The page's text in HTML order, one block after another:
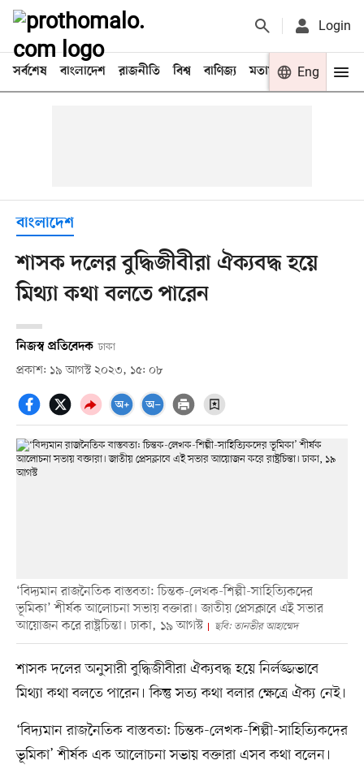
Login
সর্বশেষ বাংলাদেশ রাজনীতি বিশ্ব বাণিজ্য মতামত খেলা
Eng
বাংলাদেশ
শাসক দলের বুদ্ধিজীবীরা ঐক্যবদ্ধ হয়ে
মিথ্যা কথা বলতে পারেন
নিজস্ব প্রতিবেদক ঢাকা
প্রকাশ: ১৯ আগস্ট ২০২৩, ১৫: ০৮
‘বিদ্যমান রাজনৈতিক বাস্তবতা: চিন্তক-লেখক-শিল্পী-সাহিত্যিকদের
ভূমিকা’ শীর্ষক আলোচনা সভায় বক্তারা। জাতীয় প্রেসক্লাবে এই সভার
আয়োজন করে রাষ্ট্রচিন্তা। ঢাকা, ১৯ আগস্ট
ছবি: তানভীর আহাম্মেদ
শাসক দলের অনুসারী বুদ্ধিজীবীরা ঐক্যবদ্ধ হয়ে নির্লজ্জভাবে
মিথ্যা কথা বলতে পারেন। কিন্তু সত্য কথা বলার ক্ষেত্রে ঐক্য নেই।
‘বিদ্যমান রাজনৈতিক বাস্তবতা: চিন্তক-লেখক-শিল্পী-সাহিত্যিকদের
ভূমিকা’ শীর্ষক এক আলোচনা সভায় বক্তারা এসব কথা বলেন।